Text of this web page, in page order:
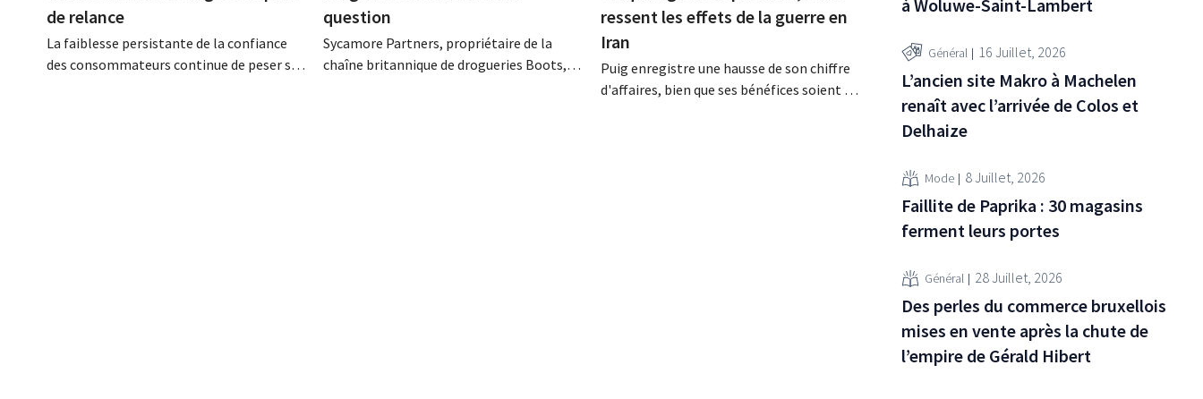
de relance
La faiblesse persistante de la confiance
des consommateurs continue de peser sur
question
Sycamore Partners, propriétaire de la
chaîne britannique de drogueries Boots, a
ressent les effets de la guerre en
Iran
Puig enregistre une hausse de son chiffre
d'affaires, bien que ses bénéfices soient en
à Woluwe-Saint-Lambert
Général 16 Juillet, 2026
L’ancien site Makro à Machelen
renaît avec l’arrivée de Colos et
Delhaize
Mode 8 Juillet, 2026
Faillite de Paprika : 30 magasins
ferment leurs portes
Général 28 Juillet, 2026
Des perles du commerce bruxellois
mises en vente après la chute de
l’empire de Gérald Hibert